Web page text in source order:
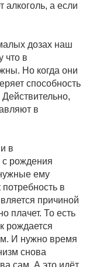
алкоголь, а если
дозах наш
что в
Но когда они
способность
в
в
рождения
ему
в
причиной
плачет. То есть
рождается
И нужно время
снова
сам. А это идёт